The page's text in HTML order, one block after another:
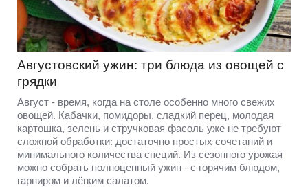
Августовский ужин: три блюда из овощей с
грядки
Август - время, когда на столе особенно много свежих
овощей. Кабачки, помидоры, сладкий перец, молодая
картошка, зелень и стручковая фасоль уже не требуют
сложной обработки: достаточно простых сочетаний и
минимального количества специй. Из сезонного урожая
можно собрать полноценный ужин - с горячим блюдом,
гарниром и лёгким салатом.